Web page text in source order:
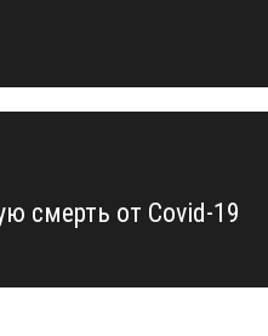
смерть от Covid-19